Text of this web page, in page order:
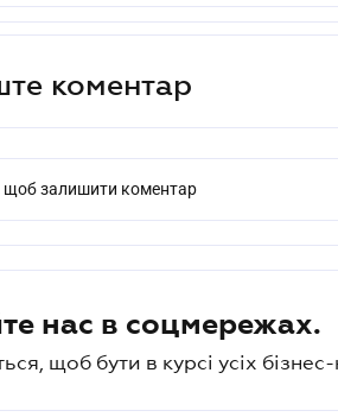
коментар
щоб залишити коментар
нас в соцмережах.
щоб бути в курсі усіх